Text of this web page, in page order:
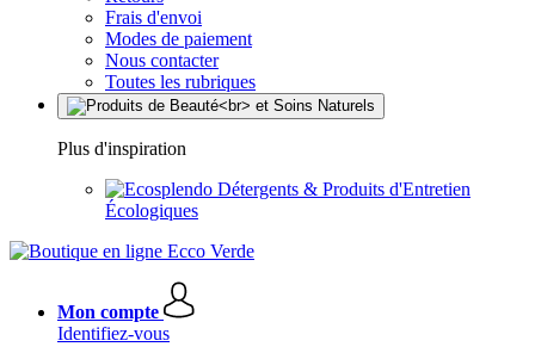
Frais d'envoi
Modes de paiement
Nous contacter
Toutes les rubriques
Plus d'inspiration
Détergents & Produits d'Entretien
Écologiques
Mon compte
Identifiez-vous